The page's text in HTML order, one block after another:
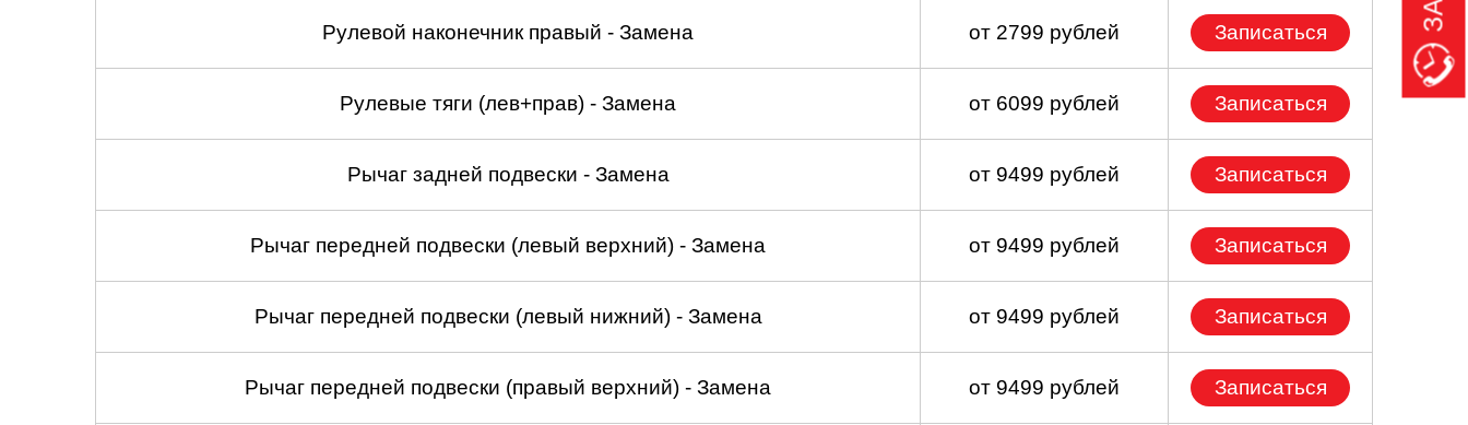
Рулевой наконечник правый - Замена от 2799 рублей Записаться
Рулевые тяги (лев+прав) - Замена от 6099 рублей Записаться
Рычаг задней подвески - Замена от 9499 рублей Записаться
Рычаг передней подвески (левый верхний) - Замена от 9499 рублей Записаться
Рычаг передней подвески (левый нижний) - Замена от 9499 рублей Записаться
Рычаг передней подвески (правый верхний) - Замена от 9499 рублей Записаться